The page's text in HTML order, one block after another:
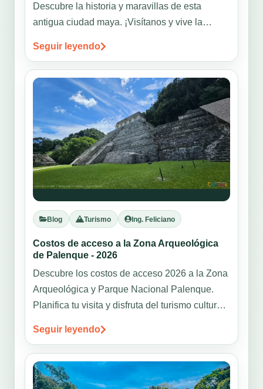
Descubre la historia y maravillas de esta
antigua ciudad maya. ¡Visítanos y vive la
Seguir leyendo
Blog Turismo Ing. Feliciano
Costos de acceso a la Zona Arqueológica
de Palenque - 2026
Descubre los costos de acceso 2026 a la Zona
Arqueológica y Parque Nacional Palenque.
Planifica tu visita y disfruta del turismo cultural
Seguir leyendo